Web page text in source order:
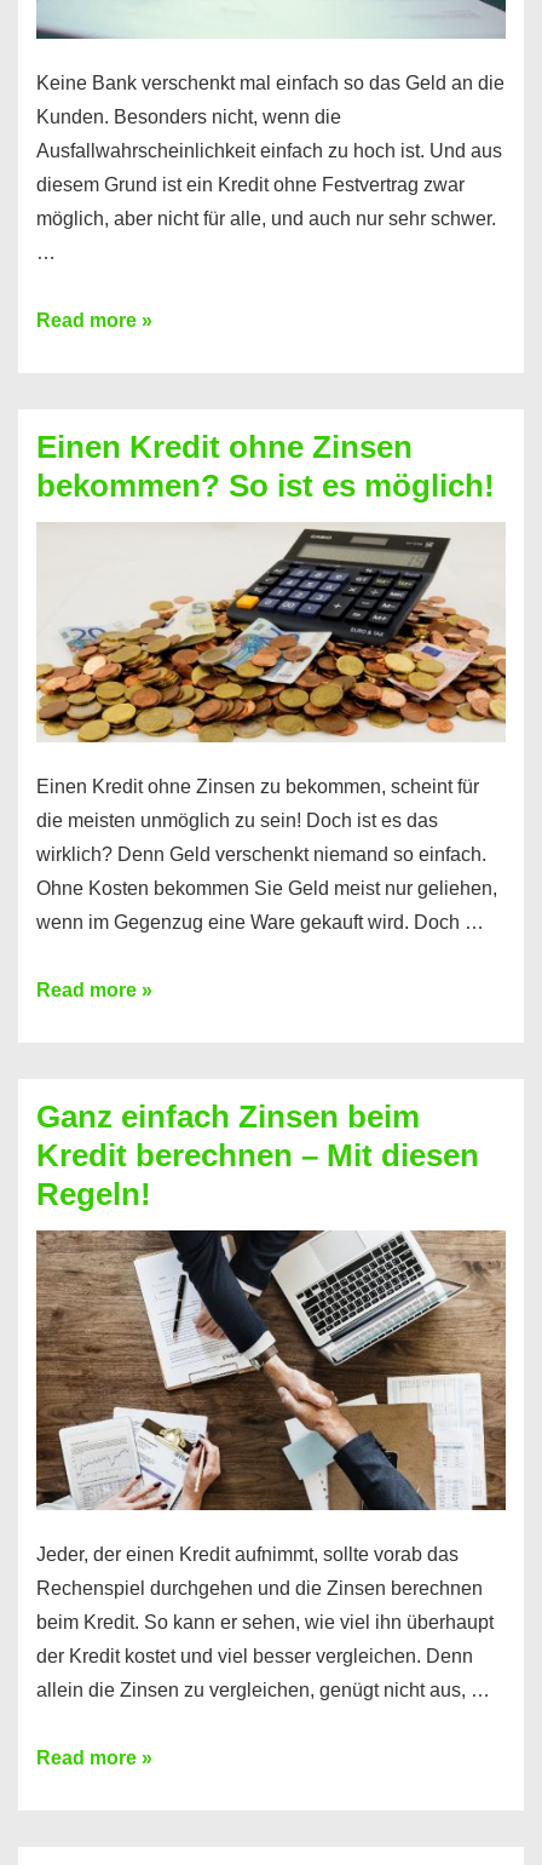
Keine Bank verschenkt mal einfach so das Geld an die
Kunden. Besonders nicht, wenn die
Ausfallwahrscheinlichkeit einfach zu hoch ist. Und aus
diesem Grund ist ein Kredit ohne Festvertrag zwar
möglich, aber nicht für alle, und auch nur sehr schwer.
…
Ist
Festvertrag
für
jeden
erfahren
Sie
es
Read more »
Einen Kredit ohne Zinsen
bekommen? So ist es möglich!
Einen Kredit ohne Zinsen zu bekommen, scheint für
die meisten unmöglich zu sein! Doch ist es das
wirklich? Denn Geld verschenkt niemand so einfach.
Ohne Kosten bekommen Sie Geld meist nur geliehen,
wenn im Gegenzug eine Ware gekauft wird. Doch …
Einen
bekommen?
So
ist
es
möglich!
Read more »
Ganz einfach Zinsen beim
Kredit berechnen – Mit diesen
Regeln!
Jeder, der einen Kredit aufnimmt, sollte vorab das
Rechenspiel durchgehen und die Zinsen berechnen
beim Kredit. So kann er sehen, wie viel ihn überhaupt
der Kredit kostet und viel besser vergleichen. Denn
allein die Zinsen zu vergleichen, genügt nicht aus, …
Ganz
Read more »